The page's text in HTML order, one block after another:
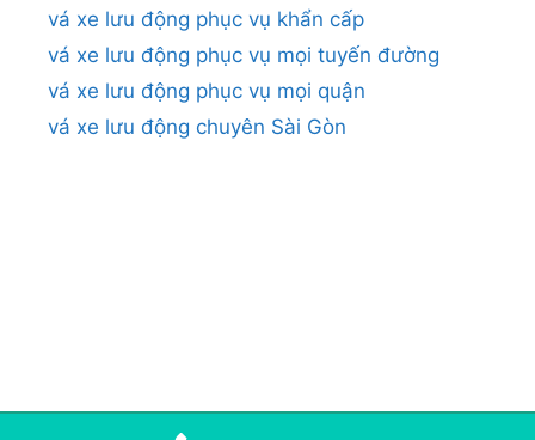
vá xe lưu động phục vụ khẩn cấp
vá xe lưu động phục vụ mọi tuyến đường
vá xe lưu động phục vụ mọi quận
vá xe lưu động chuyên Sài Gòn